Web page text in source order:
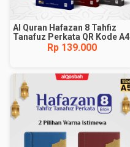
Al Quran Hafazan 8 Tahfiz
Tanafuz Perkata QR Kode A4
Rp 139.000